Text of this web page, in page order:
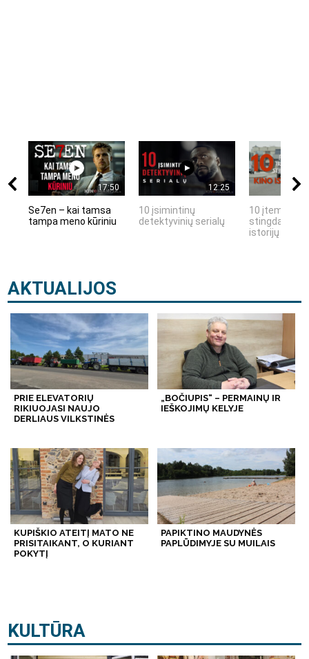
17:50
Se7en – kai tamsa
tampa meno kūriniu
12:25
10 įsimintinų
detektyvinių serialų
10 įtemptų,
stingdančių
istorijų
AKTUALIJOS
PRIE ELEVATORIŲ
RIKIUOJASI NAUJO
DERLIAUS VILKSTINĖS
„BOČIUPIS“ – PERMAINŲ IR
IEŠKOJIMŲ KELYJE
KUPIŠKIO ATEITĮ MATO NE
PRISITAIKANT, O KURIANT
POKYTĮ
PAPIKTINO MAUDYNĖS
PAPLŪDIMYJE SU MUILAIS
KULTŪRA